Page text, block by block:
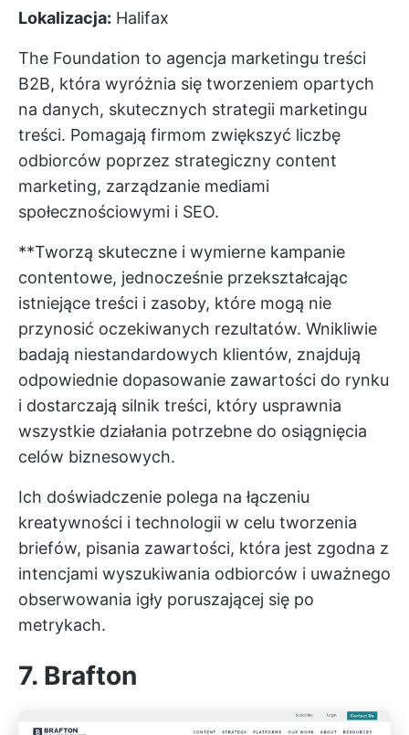
Lokalizacja: Halifax
The Foundation to agencja marketingu treści
B2B, która wyróżnia się tworzeniem opartych
na danych, skutecznych strategii marketingu
treści. Pomagają firmom zwiększyć liczbę
odbiorców poprzez strategiczny content
marketing, zarządzanie mediami
społecznościowymi i SEO.
**Tworzą skuteczne i wymierne kampanie
contentowe, jednocześnie przekształcając
istniejące treści i zasoby, które mogą nie
przynosić oczekiwanych rezultatów. Wnikliwie
badają niestandardowych klientów, znajdują
odpowiednie dopasowanie zawartości do rynku
i dostarczają silnik treści, który usprawnia
wszystkie działania potrzebne do osiągnięcia
celów biznesowych.
Ich doświadczenie polega na łączeniu
kreatywności i technologii w celu tworzenia
briefów, pisania zawartości, która jest zgodna z
intencjami wyszukiwania odbiorców i uważnego
obserwowania igły poruszającej się po
metrykach.
7. Brafton